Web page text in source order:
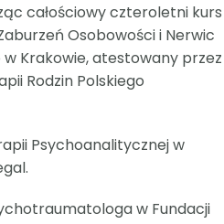
całościowy czteroletni kurs
Osobowości i Nerwic
Krakowie, atestowany przez
Rodzin Polskiego
Psychoanalitycznej w
w Fundacji